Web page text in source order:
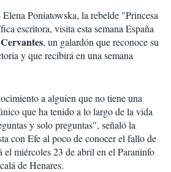
Poniatowska, la rebelde "Princesa
escritora, visita esta semana España
, un galardón que reconoce su
y que recibirá en una semana
a alguien que no tiene una
que ha tenido a lo largo de la vida
y solo preguntas", señaló la
con Efe al poco de conocer el fallo de
el miércoles 23 de abril en el Paraninfo
de Henares.